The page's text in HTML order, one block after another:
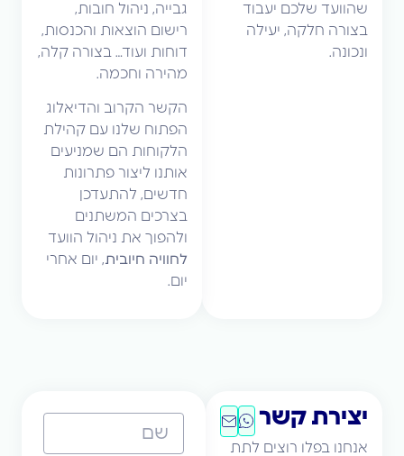
שהוועד שלכם יעבוד
בצורה חלקה, יעילה
ונכונה.
גבייה, ניהול חובות,
רישום הוצאות והכנסות,
דוחות ועוד… בצורה קלה,
מהירה וחכמה.
הקשר הקרוב והדיאלוג
הפתוח שלנו עם קהילת
הלקוחות הם שמניעים
אותנו ליצור פתרונות
חדשים, להתעדכן
בצרכים המשתנים
ולהפוך את ניהול הוועד
לחוויה חיובית, יום אחרי
יום.
יצירת קשר
אנחנו בפלו רוצים לתת